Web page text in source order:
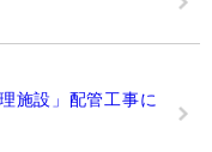
施設」配管工事に